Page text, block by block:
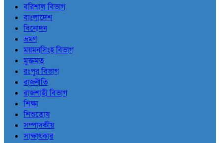
বরিশাল বিভাগ
বাংলাদেশ
বিনোদন
ভ্রমণ
ময়মনসিংহ বিভাগ
মুক্তমত
রংপুর বিভাগ
রাজনীতি
রাজশাহী বিভাগ
শিক্ষা
শিশুতোষ
সম্পাদকীয়
সাক্ষাৎকার